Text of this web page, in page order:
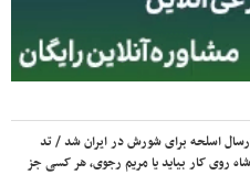
اسلحه برای شورش در ایران شد / تد
روی کار بیاید یا مریم رجوی، هر کسی جز